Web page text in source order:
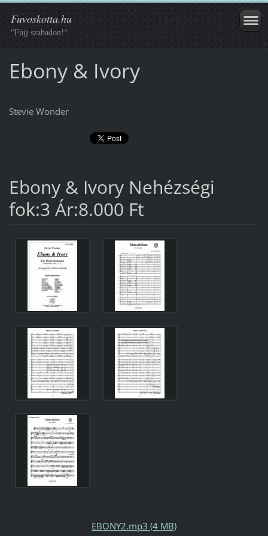
Fuvoskotta.hu
"Fújj szabadon!"
Ebony & Ivory
Stevie Wonder
Ebony & Ivory Nehézségi
fok:3 Ár:8.000 Ft
EBONY2.mp3 (4 MB)